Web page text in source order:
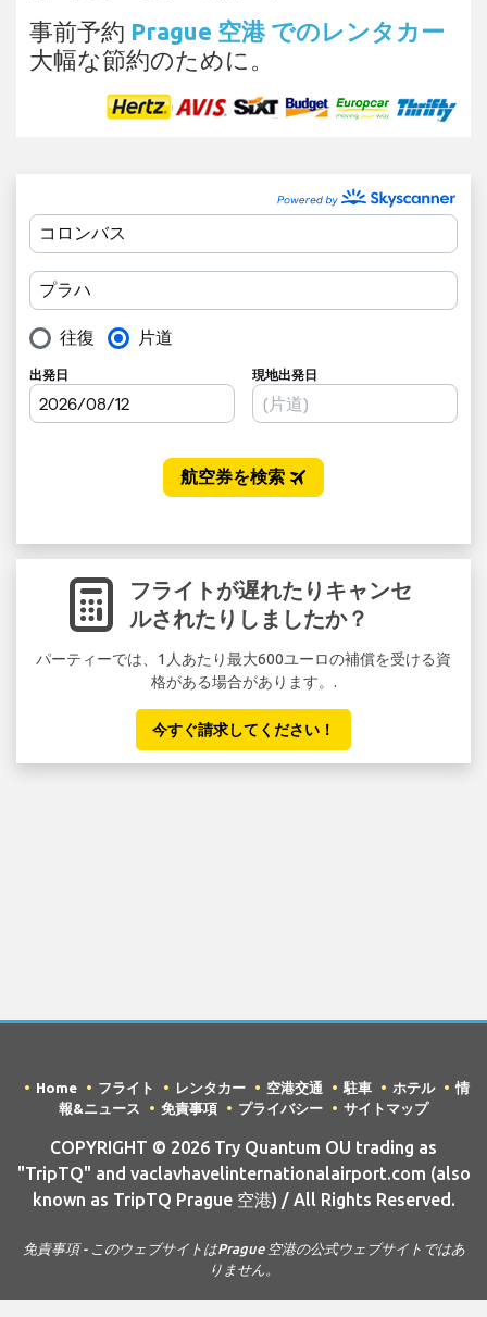
事前予約 Prague 空港 でのレンタカー
大幅な節約のために。
フライトが遅れたりキャンセ
ルされたりしましたか？
パーティーでは、1人あたり最大600ユーロの補償を受ける資
格がある場合があります。.
今すぐ請求してください！
Home フライト レンタカー 空港交通 駐車 ホテル
情
報&ニュース
免責事項 プライバシー サイトマップ
COPYRIGHT © 2026 Try Quantum OU trading as
"TripTQ" and vaclavhavelinternationalairport.com (also
known as TripTQ Prague 空港) / All Rights Reserved.
免責事項 - このウェブサイトはPrague 空港の公式ウェブサイトではあ
りません。